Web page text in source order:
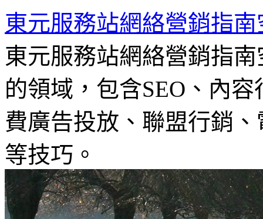
東元服務站網絡營銷指南
東元服務站網絡營銷指
的領域，包含SEO、內
費廣告投放、聯盟行銷
等技巧。